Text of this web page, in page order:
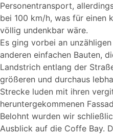
Personentransport,
bei 100 km/h, was für einen
völlig undenkbar wäre.
Es ging vorbei an
anderen einfachen Bauten,
Landstrich entlang der
größeren und durchaus
Strecke luden mit ihren
heruntergekommenen
Belohnt wurden wir
Ausblick auf die Coffe Bay.